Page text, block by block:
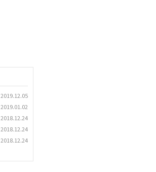
2019.12.05
2019.01.02
2018.12.24
2018.12.24
2018.12.24